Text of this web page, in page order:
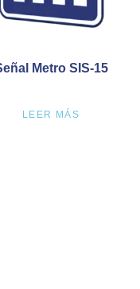
Metro SIS-15
LEER MÁS